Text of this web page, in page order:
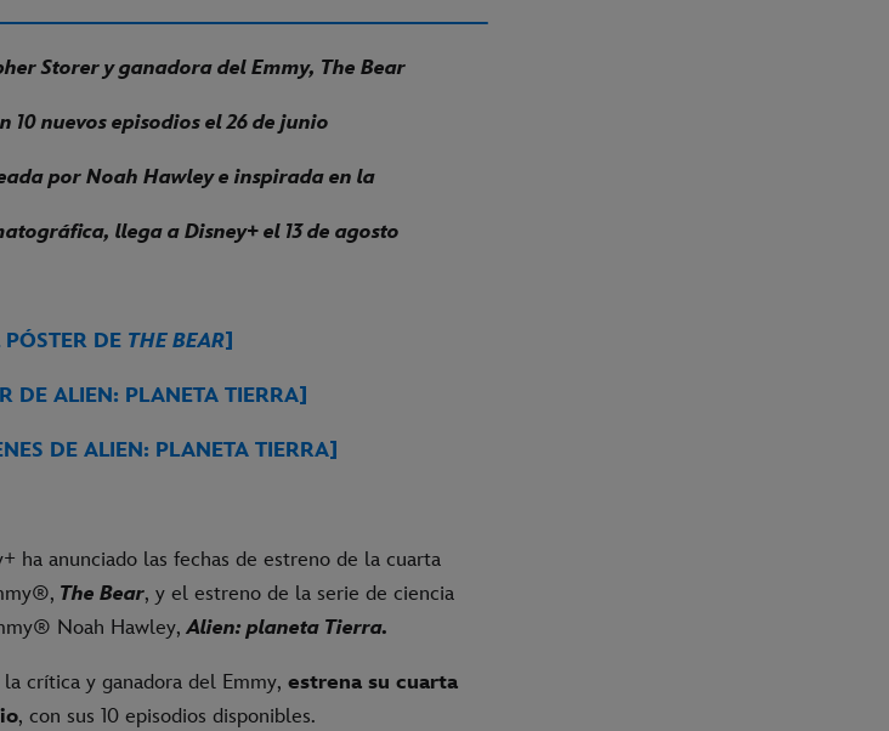
Storer y ganadora del Emmy, The Bear
10 nuevos episodios el 26 de junio
por Noah Hawley e inspirada en la
llega a Disney+ el 13 de agosto
DE THE BEAR]
DE ALIEN: PLANETA TIERRA]
DE ALIEN: PLANETA TIERRA]
ha anunciado las fechas de estreno de la cuarta
The Bear, y el estreno de la serie de ciencia
Noah Hawley,Alien: planeta Tierra.
crítica y ganadora del Emmy, estrena su cuarta
, con sus 10 episodios disponibles.